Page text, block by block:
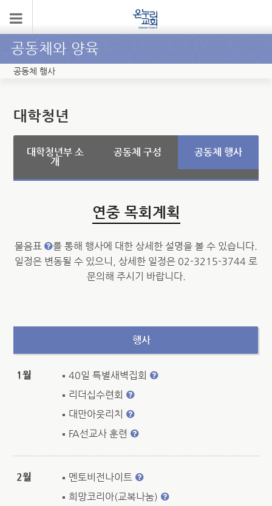
공동체와 양육
공동체 행사
대학청년
대학청년부 소
개
공동체 구성 공동체 행사
연중 목회계획
물음표
를 통해 행사에 대한 상세한 설명을 볼 수 있습니다.
일정은 변동될 수 있으니, 상세한 일정은 02-3215-3744 로
문의해 주시기 바랍니다.
행사
1월
40일 특별새벽집회
리더십수련회
대만아웃리치
FA선교사 훈련
2월
멘토비전나이트
희망코리아(교복나눔)